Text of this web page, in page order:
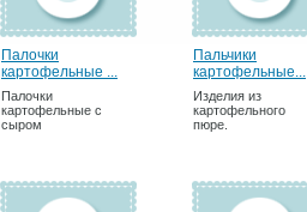
Палочки
картофельные ...
Палочки
картофельные с
сыром
Пальчики
картофельные...
Изделия из
картофельного
пюре.